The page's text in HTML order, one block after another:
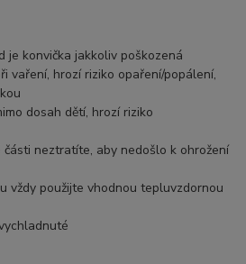
je konvička jakkoliv poškozená
vaření, hrozí riziko opaření/popálení,
dosah dětí, hrozí riziko
části neztratíte, aby nedošlo k ohrožení
vždy použijte vhodnou tepluvzdornou